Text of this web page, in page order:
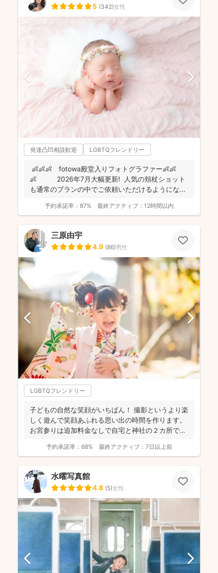
5 (342)女性
発達凸凹相談歓迎 LGBTQフレンドリー
👶👶👶 fotowa殿堂入りフォトグラファー👶👶
👶 2026年7月大幅更新! 人気の頬杖ショット
も通常のプランの中でご依頼いただけるようにな...
予約承諾率： 87% 最終アクティブ： 12時間以内
三原由宇
4.9 (86)男性
LGBTQフレンドリー
子どもの自然な笑顔がいちばん！ 撮影というより楽
しく遊んで笑顔あふれる思い出の時間を作ります。
お宮参りは追加料金なしで自宅と神社の２カ所で撮
予約承諾率： 68% 最終アクティブ： 7日以上前
水曜写真館
4.8 (5)女性